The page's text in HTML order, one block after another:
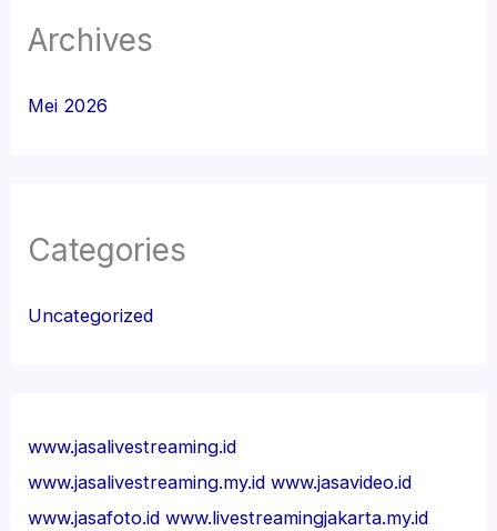
Archives
Mei 2026
Categories
Uncategorized
www.jasalivestreaming.id
www.jasalivestreaming.my.id www.jasavideo.id
www.jasafoto.id www.livestreamingjakarta.my.id